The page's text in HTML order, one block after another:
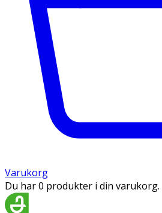
Varukorg
Du har 0 produkter i din varukorg.